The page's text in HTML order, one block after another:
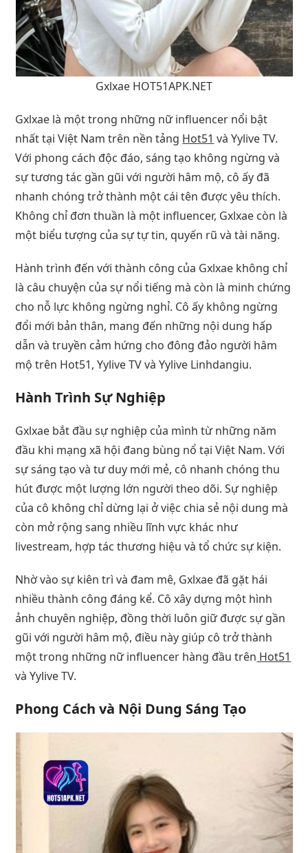
Gxlxae HOT51APK.NET
Gxlxae là một trong những nữ influencer nổi bật
nhất tại Việt Nam trên nền tảng Hot51 và Yylive TV.
Với phong cách độc đáo, sáng tạo không ngừng và
sự tương tác gần gũi với người hâm mộ, cô ấy đã
nhanh chóng trở thành một cái tên được yêu thích.
Không chỉ đơn thuần là một influencer, Gxlxae còn là
một biểu tượng của sự tự tin, quyến rũ và tài năng.
Hành trình đến với thành công của Gxlxae không chỉ
là câu chuyện của sự nổi tiếng mà còn là minh chứng
cho nỗ lực không ngừng nghỉ. Cô ấy không ngừng
đổi mới bản thân, mang đến những nội dung hấp
dẫn và truyền cảm hứng cho đông đảo người hâm
mộ trên Hot51, Yylive TV và Yylive Linhdangiu.
Hành Trình Sự Nghiệp
Gxlxae bắt đầu sự nghiệp của mình từ những năm
đầu khi mạng xã hội đang bùng nổ tại Việt Nam. Với
sự sáng tạo và tư duy mới mẻ, cô nhanh chóng thu
hút được một lượng lớn người theo dõi. Sự nghiệp
của cô không chỉ dừng lại ở việc chia sẻ nội dung mà
còn mở rộng sang nhiều lĩnh vực khác như
livestream, hợp tác thương hiệu và tổ chức sự kiện.
Nhờ vào sự kiên trì và đam mê, Gxlxae đã gặt hái
nhiều thành công đáng kể. Cô xây dựng một hình
ảnh chuyên nghiệp, đồng thời luôn giữ được sự gần
gũi với người hâm mộ, điều này giúp cô trở thành
một trong những nữ influencer hàng đầu trên Hot51
và Yylive TV.
Phong Cách và Nội Dung Sáng Tạo